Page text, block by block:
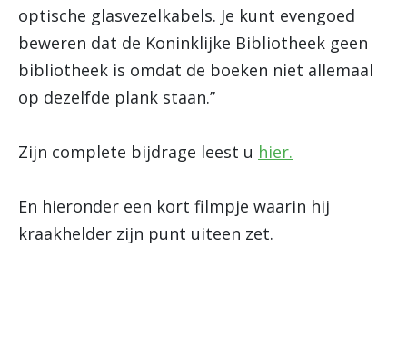
optische glasvezelkabels. Je kunt evengoed
beweren dat de Koninklijke Bibliotheek geen
bibliotheek is omdat de boeken niet allemaal
op dezelfde plank staan.’’
Zijn complete bijdrage leest u hier.
En hieronder een kort filmpje waarin hij
kraakhelder zijn punt uiteen zet.